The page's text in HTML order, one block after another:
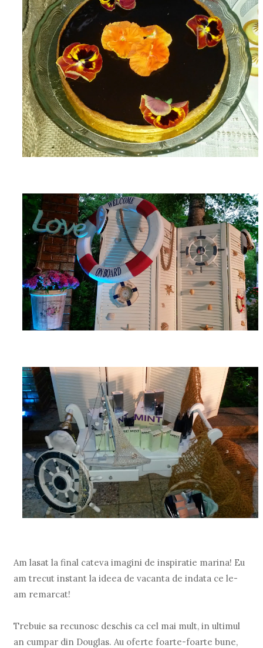
Am lasat la final cateva imagini de inspiratie marina! Eu
am trecut instant la ideea de vacanta de indata ce le-
am remarcat!
Trebuie sa recunosc deschis ca cel mai mult, in ultimul
an cumpar din Douglas. Au oferte foarte-foarte bune,